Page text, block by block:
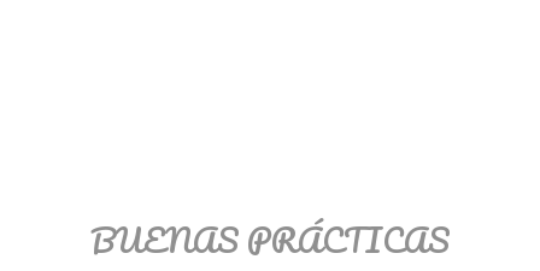
BUENAS PRÁCTICAS